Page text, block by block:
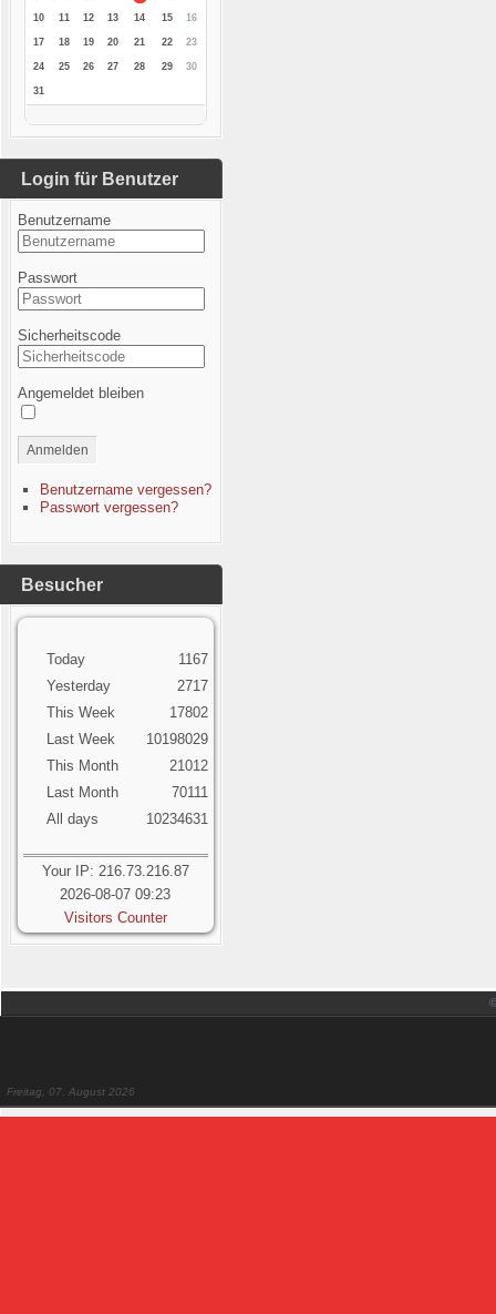
10 11 12 13 14 15 16
17 18 19 20 21 22 23
24 25 26 27 28 29 30
31
Login für Benutzer
Benutzername
Passwort
Sicherheitscode
Angemeldet bleiben
Anmelden
Benutzername vergessen?
Passwort vergessen?
Besucher
Today
Yesterday
This Week
Last Week
This Month
Last Month
All days
1167
2717
17802
10198029
21012
70111
10234631
Your IP: 216.73.216.87
2026-08-07 09:23
Visitors Counter
Freitag, 07. August 2026